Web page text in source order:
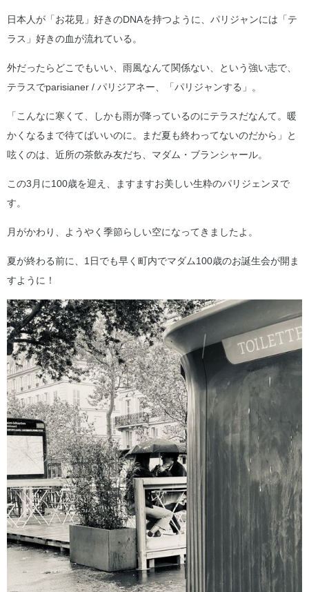
日本人が「お花見」好きのDNAを持つように、パリジャンには「テ
ラス」好きの血が流れている。
外だったらどこでもいい、雨風なんて関係ない、という強い志で、
テラスでparisianer / パリジアネー、「パリジャンする」。
「こんなに寒くて、しかも雨が降っているのにテラスだなんて。暖
かくなるまで待てばいいのに。まだ夏も終わってないのだから」と
呟くのは、近所の茶飲み友だち、マダム・ブランシャール。
この3月に100歳を迎え、ますますお美しい生粋のパリジェンヌで
す。
月がかわり、ようやく季節らしい空になってきましたよ。
夏が終わる前に、1日でも早く町内でマダム100歳のお誕生会が開ま
すように！